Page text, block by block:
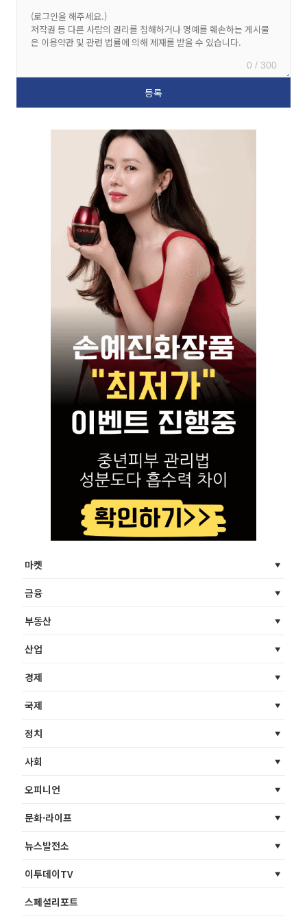
0 / 300
마켓
금융
부동산
산업
경제
국제
정치
사회
오피니언
문화·라이프
뉴스발전소
이투데이TV
스페셜리포트